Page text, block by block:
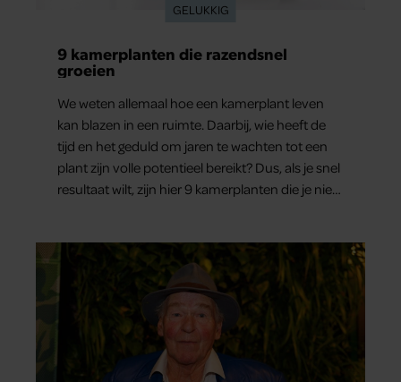
GELUKKIG
9 kamerplanten die razendsnel
groeien
We weten allemaal hoe een kamerplant leven
kan blazen in een ruimte. Daarbij, wie heeft de
tijd en het geduld om jaren te wachten tot een
plant zijn volle potentieel bereikt? Dus, als je snel
resultaat wilt, zijn hier 9 kamerplanten die je niet